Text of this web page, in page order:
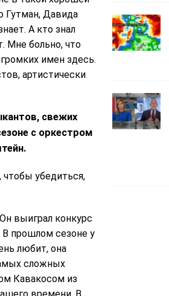
Гутман, Давида
А кто знал
Мне больно, что
имен здесь.
артистически
свежих
с оркестром
чтобы убедиться,
выиграл конкурс
В прошлом сезоне у
любит, она
сложных
Кавакосом из